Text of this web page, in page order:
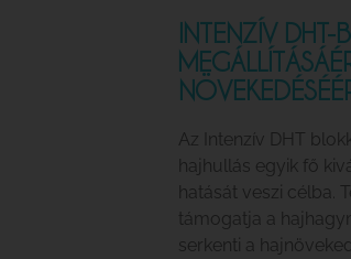
INTENZÍV
Az Intenzív DHT
hajhullás egyik fő
hatását veszi célba.
támogatja a
serkenti a